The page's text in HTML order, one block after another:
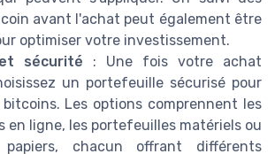
avant l'achat peut également être
optimiser votre investissement.
sécurité : Une fois votre achat
un portefeuille sécurisé pour
Les options comprennent les
en ligne, les portefeuilles matériels ou
chacun offrant différents